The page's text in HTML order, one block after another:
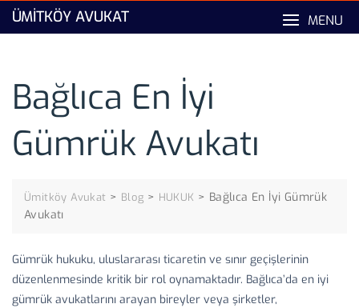
SkipÜMITKÖY AVUKAT MENU
Bağlıca En İyi
Gümrük Avukatı
Ümitköy Avukat > Blog > HUKUK > Bağlıca En İyi Gümrük
Avukatı
Gümrük hukuku, uluslararası ticaretin ve sınır geçişlerinin
düzenlenmesinde kritik bir rol oynamaktadır. Bağlıca’da en iyi
gümrük avukatlarını arayan bireyler veya şirketler,